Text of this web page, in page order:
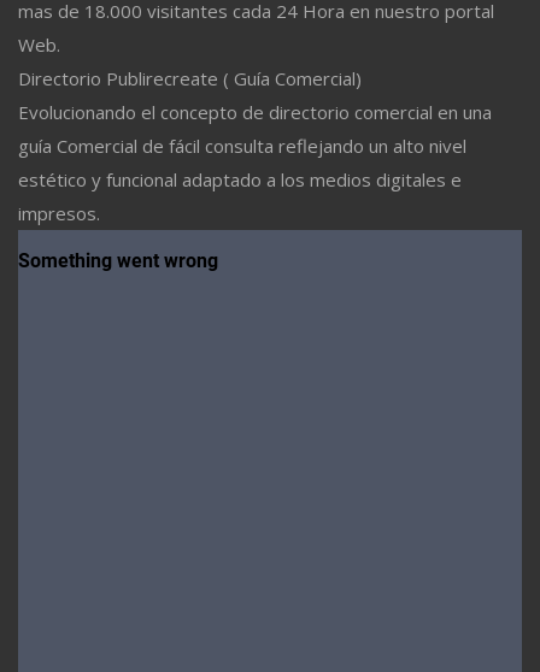
mas de 18.000 visitantes cada 24 Hora en nuestro portal
Web.
Directorio Publirecreate ( Guía Comercial)
Evolucionando el concepto de directorio comercial en una
guía Comercial de fácil consulta reflejando un alto nivel
estético y funcional adaptado a los medios digitales e
impresos.